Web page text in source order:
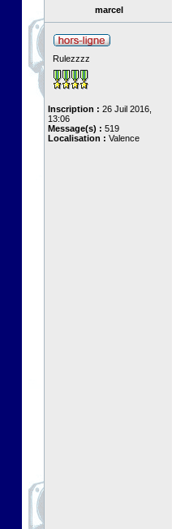
marcel
Rulezzzz
Inscription : 26 Juil 2016,
13:06
Message(s) : 519
Localisation : Valence